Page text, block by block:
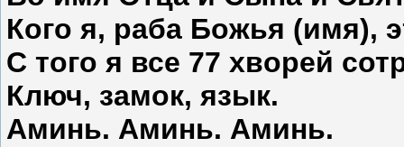
Кого я, раба Божья (имя),
С того я все 77 хворей
Ключ, замок, язык.
Аминь. Аминь. Аминь.